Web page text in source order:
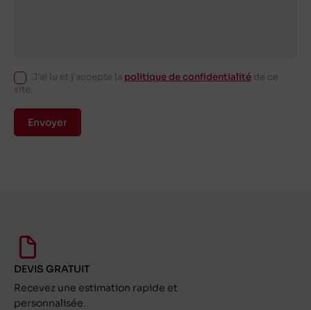
J'ai lu et j'accepte la politique de confidentialité de ce
site.
Envoyer
DEVIS GRATUIT
Recevez une estimation rapide et
personnalisée.